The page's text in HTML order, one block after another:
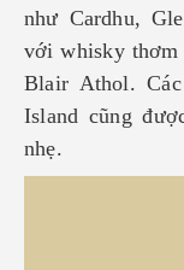
như Cardhu,
với whisky thơm
Blair Athol.
Island cũng
nhẹ.